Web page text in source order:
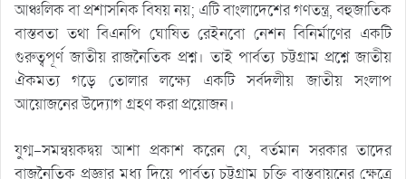
আঞ্চলিক বা প্রশাসনিক বিষয় নয়; এটি বাংলাদেশের গণতন্ত্র, বহুজাতিক
বাস্তবতা তথা বিএনপি ঘোষিত রেইনবো নেশন বিনির্মাণের একটি
গুরুত্বপূর্ণ জাতীয় রাজনৈতিক প্রশ্ন। তাই পার্বত্য চট্টগ্রাম প্রশ্নে জাতীয়
ঐকমত্য গড়ে তোলার লক্ষ্যে একটি সর্বদলীয় জাতীয় সংলাপ
আয়োজনের উদ্যোগ গ্রহণ করা প্রয়োজন।
যুগ্ম-সমন্বয়কদ্বয় আশা প্রকাশ করেন যে, বর্তমান সরকার তাদের
বাজনৈতিক প্রজ্ঞার মধ্য দিয়ে পার্বত্য চট্টগ্রাম চুক্তি বাস্তবায়নের ক্ষেত্রে